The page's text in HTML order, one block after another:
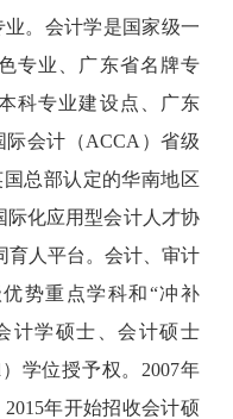
。会计学是国家级一
专业、广东省名牌专
科专业建设点、广东
际会计（ACCA）省级
总部认定的华南地区
际化应用型会计人才协
育人平台。会计、审计
势重点学科和“冲补
计学硕士、会计硕士
学位授予权。2007年
年开始招收会计硕